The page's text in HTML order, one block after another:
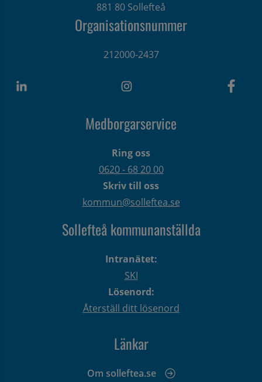
881 80 Sollefteå
Organisationsnummer
212000-2437
Medborgarservice
Ring oss
0620 - 68 20 00
Skriv till oss
kommun@solleftea.se
Sollefteå kommunanställda
Intranätet:
SKI
Lösenord:
Återställ ditt lösenord
Länkar
Om solleftea.se